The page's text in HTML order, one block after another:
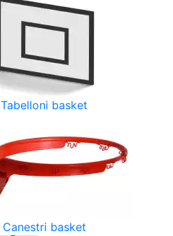
Tabelloni basket
Canestri basket